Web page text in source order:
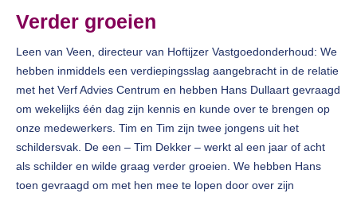
Verder groeien
Leen van Veen, directeur van Hoftijzer Vastgoedonderhoud: We
hebben inmiddels een verdiepingsslag aangebracht in de relatie
met het Verf Advies Centrum en hebben Hans Dullaart gevraagd
om wekelijks één dag zijn kennis en kunde over te brengen op
onze medewerkers. Tim en Tim zijn twee jongens uit het
schildersvak. De een – Tim Dekker – werkt al een jaar of acht
als schilder en wilde graag verder groeien. We hebben Hans
toen gevraagd om met hen mee te lopen door over zijn